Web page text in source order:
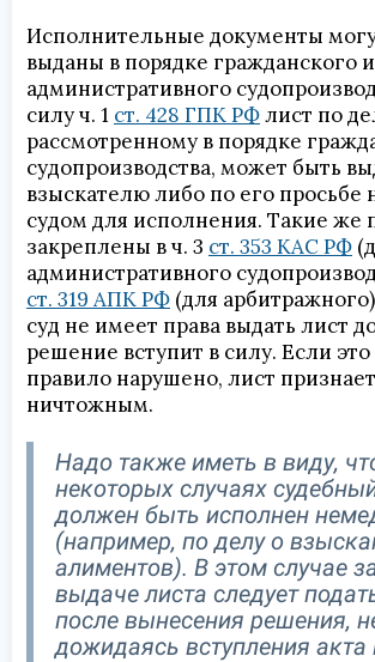
Исполнительные документы
выданы в порядке гражданского и
административного
силу ч. 1 ст. 428 ГПК РФлист по
рассмотренному в порядке
судопроизводства, может быть
взыскателю либо по его просьбе
судом для исполнения. Такие же
закреплены в ч. 3 ст. 353 КАС РФ
административного
ст. 319 АПК РФ (для
суд не имеет права выдать лист
решение вступит в силу. Если это
правило нарушено, лист
ничтожным.
Надо также иметь в виду,
некоторых случаях
должен быть исполнен
(например, по делу о
алиментов). В этом случае
выдаче листа следует
после вынесения решения,
дожидаясь вступления акта